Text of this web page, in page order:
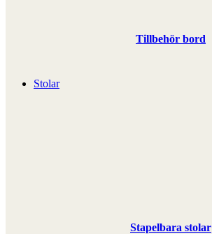
Tillbehör bord
Stolar
Stapelbara stolar